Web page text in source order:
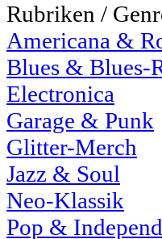
Rubriken /
Americana &
Blues & Blues-
Electronica
Garage & Punk
Glitter-Merch
Jazz & Soul
Neo-Klassik
Pop &